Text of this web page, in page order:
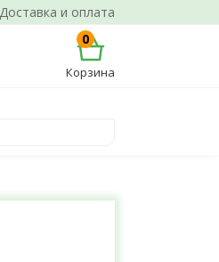
Доставка и оплата
0
Корзина